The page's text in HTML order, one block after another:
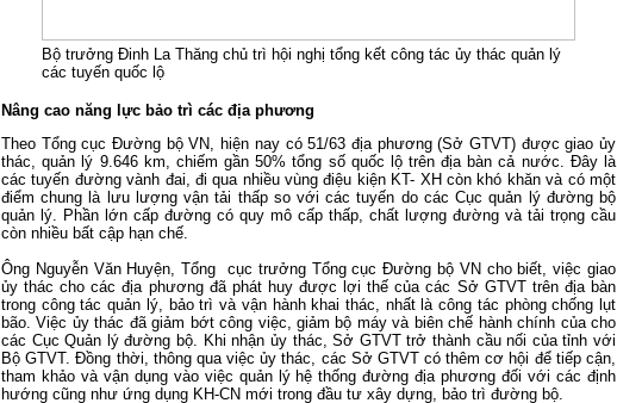
Bộ trưởng Đinh La Thăng chủ trì hội nghị tổng kết công tác ủy thác quản lý
các tuyến quốc lộ
Nâng cao năng lực bảo trì các địa phương
Theo Tổng cục Đường bộ VN, hiện nay có 51/63 địa phương (Sở GTVT) được giao ủy
thác, quản lý 9.646 km, chiếm gần 50% tổng số quốc lộ trên địa bàn cả nước. Đây là
các tuyến đường vành đai, đi qua nhiều vùng điệu kiện KT- XH còn khó khăn và có một
điểm chung là lưu lượng vận tải thấp so với các tuyến do các Cục quản lý đường bộ
quản lý. Phần lớn cấp đường có quy mô cấp thấp, chất lượng đường và tải trọng cầu
còn nhiều bất cập hạn chế.
Ông Nguyễn Văn Huyện, Tổng cục trưởng Tổng cục Đường bộ VN cho biết, việc giao
ủy thác cho các địa phương đã phát huy được lợi thế của các Sở GTVT trên địa bàn
trong công tác quản lý, bảo trì và vận hành khai thác, nhất là công tác phòng chống lụt
bão. Việc ủy thác đã giảm bớt công việc, giảm bộ máy và biên chế hành chính của cho
các Cục Quản lý đường bộ. Khi nhận ủy thác, Sở GTVT trở thành cầu nối của tỉnh với
Bộ GTVT. Đồng thời, thông qua việc ủy thác, các Sở GTVT có thêm cơ hội để tiếp cận,
tham khảo và vận dụng vào việc quản lý hệ thống đường địa phương đối với các định
hướng cũng như ứng dụng KH-CN mới trong đầu tư xây dựng, bảo trì đường bộ.